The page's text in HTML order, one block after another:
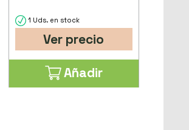
1 Uds. en stock
Ver precio
Añadir